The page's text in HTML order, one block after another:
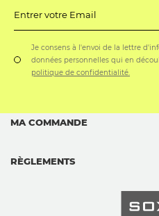
Entrer votre Email
Je consens à l'envoi de la lettre
données personnelles qui en
politique de confidentialité.
MA COMMANDE
RÈGLEMENTS